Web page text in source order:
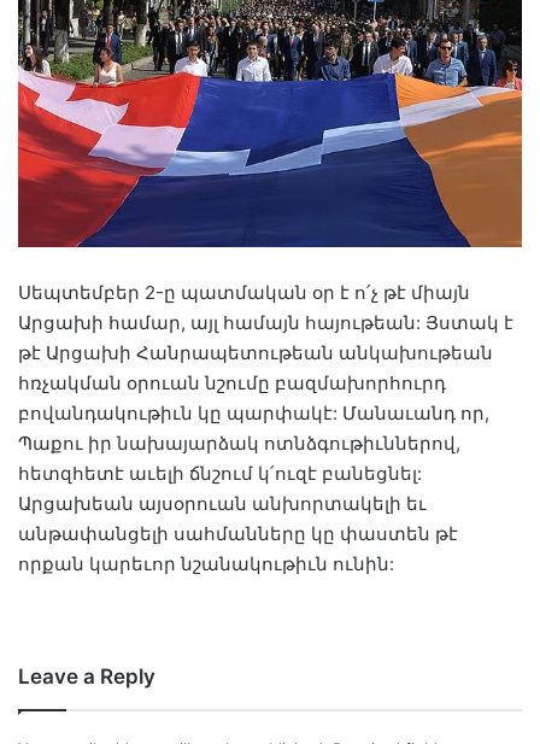
Սեպտեմբեր 2-ը պատմական օր է ո՛չ թէ միայն
Արցախի համար, այլ համայն հայութեան: Յստակ է
թէ Արցախի Հանրապետութեան անկախութեան
հռչակման օրուան նշումը բազմախորհուրդ
բովանդակութիւն կը պարփակէ: Մանաւանդ որ,
Պաքու իր նախայարձակ ոտնձգութիւններով,
հետզհետէ աւելի ճնշում կ՛ուզէ բանեցնել:
Արցախեան այսօրուան անխորտակելի եւ
անթափանցելի սահմանները կը փաստեն թէ
որքան կարեւոր նշանակութիւն ունին:
Leave a Reply